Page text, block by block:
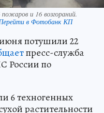
и 16 возгораний.
в Фотобанк КП
потушили 22
пресс-служба
России по
6 техногенных
растительности